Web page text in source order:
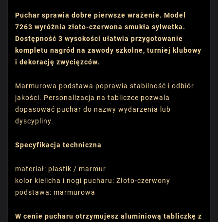
Puchar sprawia dobre pierwsze wrażenie. Model
7263 wyróżnia złoto-czerwona smukła sylwetka.
Dostępność 3 wysokości ułatwia przygotowanie
kompletu nagród na zawody szkolne, turniej klubowy
i dekorację zwycięzców.
Marmurowa podstawa poprawia stabilność i odbiór
jakości. Personalizacja na tabliczce pozwala
dopasować puchar do nazwy wydarzenia lub
dyscypliny.
Specyfikacja techniczna
materiał: plastik / marmur
kolor kielicha i nogi pucharu: Złoto-czerwony
podstawa: marmurowa
W cenie pucharu otrzymujesz aluminiową tabliczkę z